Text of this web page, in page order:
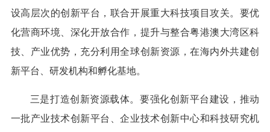
设高层次的创新平台，联合开展重大科技项目攻关。要优
化营商环境、深化开放合作，提升与整合粤港澳大湾区科
技、产业优势，充分利用全球创新资源，在海内外共建创
新平台、研发机构和孵化基地。
三是打造创新资源载体。要强化创新平台建设，推动
一批产业技术创新平台、企业技术创新中心和科技研究机